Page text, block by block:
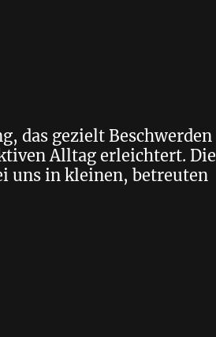
das gezielt Beschwerden
Alltag erleichtert. Die
uns in kleinen, betreuten